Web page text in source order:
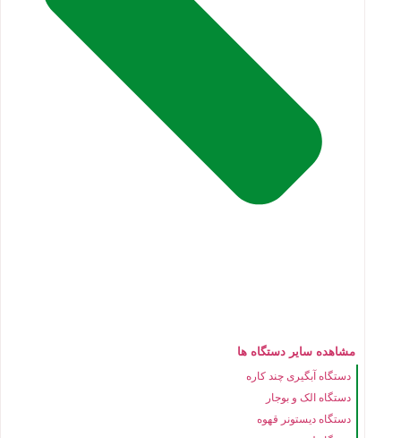
مشاهده سایر دستگاه ها
دستگاه آبگیری چند کاره
دستگاه الک و بوجار
دستگاه دیستونر قهوه